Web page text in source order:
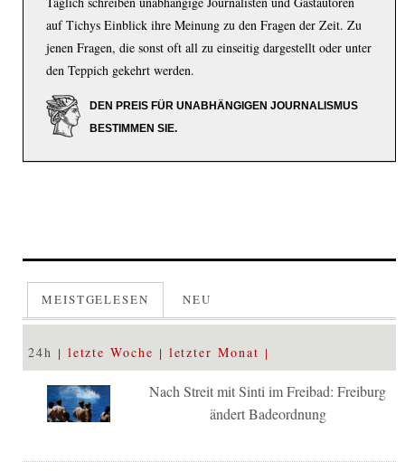
auf Tichys Einblick ihre Meinung zu den Fragen der Zeit. Zu
jenen Fragen, die sonst oft all zu einseitig dargestellt oder unter
den Teppich gekehrt werden.
DEN PREIS FÜR UNABHÄNGIGEN JOURNALISMUS
BESTIMMEN SIE.
MEISTGELESEN NEU
24h letzte Woche letzter Monat
Nach Streit mit Sinti im Freibad: Freiburg
ändert Badeordnung